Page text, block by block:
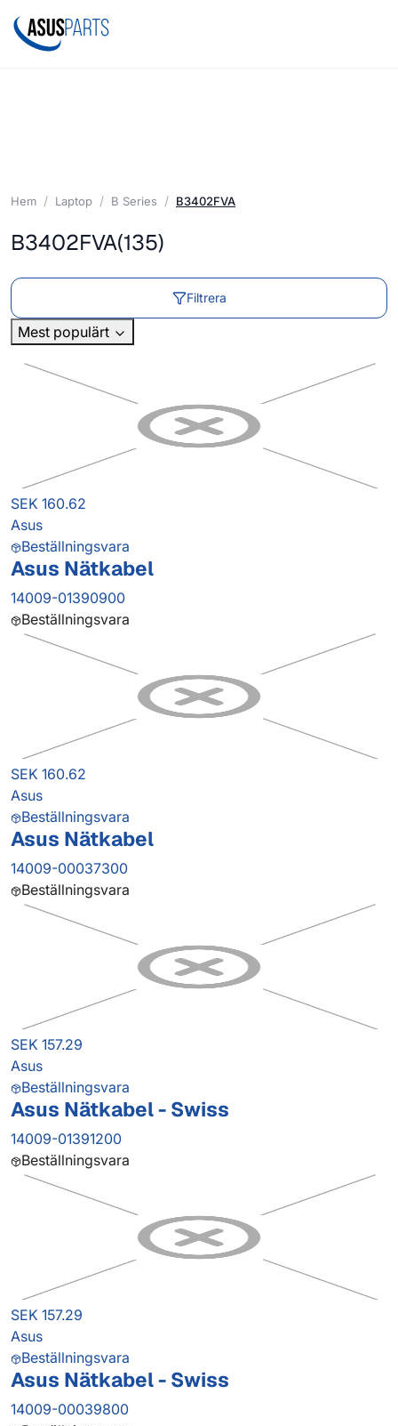
Hem Laptop B Series B3402FVA
B3402FVA(135)
Filtrera
Mest populärt
SEK 160.62
Asus
Beställningsvara
Asus Nätkabel
14009-01390900
Beställningsvara
SEK 160.62
Asus
Beställningsvara
Asus Nätkabel
14009-00037300
Beställningsvara
SEK 157.29
Asus
Beställningsvara
Asus Nätkabel - Swiss
14009-01391200
Beställningsvara
SEK 157.29
Asus
Beställningsvara
Asus Nätkabel - Swiss
14009-00039800